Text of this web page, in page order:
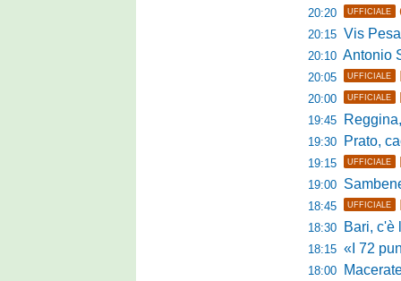
20:20 UFFICIALE
20:15 Vis Pesaro,
20:10 Antonio
20:05 UFFICIALE
20:00 UFFICIALE
19:45 Reggina,
19:30 Prato,
19:15 UFFICIALE
19:00
18:45 UFFICIALE
18:30 Bari, c'è
18:15 «I 72 punti
18:00 Maceratese,